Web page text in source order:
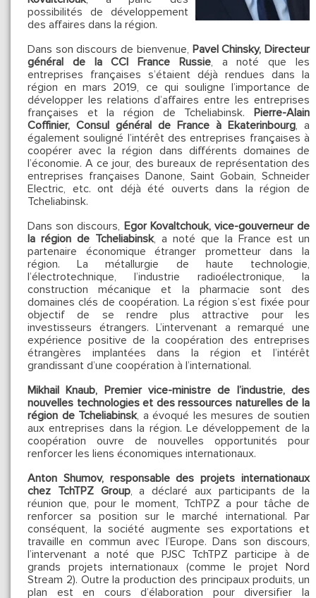
possibilités de développement
des affaires dans la région.
Dans son discours de bienvenue, Pavel Chinsky, Directeur
général de la CCI France Russie, a noté que les
entreprises françaises s’étaient déjà rendues dans la
région en mars 2019, ce qui souligne l’importance de
développer les relations d’affaires entre les entreprises
françaises et la région de Tcheliabinsk. Pierre-Alain
Coffinier, Consul général de France à Ekaterinbourg, a
également souligné l’intérêt des entreprises françaises à
coopérer avec la région dans différents domaines de
l’économie. A ce jour, des bureaux de représentation des
entreprises françaises Danone, Saint Gobain, Schneider
Electric, etc. ont déjà été ouverts dans la région de
Tcheliabinsk.
Dans son discours, Egor Kovaltchouk, vice-gouverneur de
la région de Tcheliabinsk, a noté que la France est un
partenaire économique étranger prometteur dans la
région. La métallurgie de haute technologie,
l’électrotechnique, l’industrie radioélectronique, la
construction mécanique et la pharmacie sont des
domaines clés de coopération. La région s’est fixée pour
objectif de se rendre plus attractive pour les
investisseurs étrangers. L’intervenant a remarqué une
expérience positive de la coopération des entreprises
étrangères implantées dans la région et l’intérêt
grandissant d’une coopération à l’international.
Mikhail Knaub, Premier vice-ministre de l’industrie, des
nouvelles technologies et des ressources naturelles de la
région de Tcheliabinsk, a évoqué les mesures de soutien
aux entreprises dans la région. Le développement de la
coopération ouvre de nouvelles opportunités pour
renforcer les liens économiques internationaux.
Anton Shumov, responsable des projets internationaux
chez TchTPZ Group, a déclaré aux participants de la
réunion que, pour le moment, TchTPZ a pour tâche de
renforcer sa position sur le marché international. Par
conséquent, la société augmente ses exportations et
travaille en commun avec l’Europe. Dans son discours,
l’intervenant a noté que PJSC TchTPZ participe à de
grands projets internationaux (comme le projet Nord
Stream 2). Outre la production des principaux produits, un
plan est en cours d’élaboration pour diversifier la